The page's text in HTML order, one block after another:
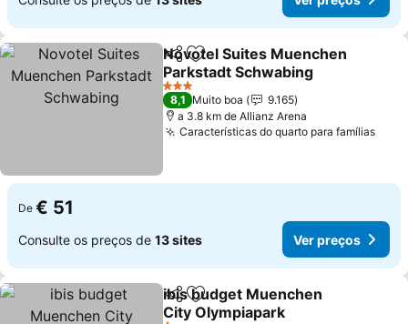
PartilharAdicionar aos favoritos
Novotel Suites Muenchen
Parkstadt Schwabing
3 Estrelas
8,1 Muito boa
9.165
a 3.8 km de Allianz Arena
Características do quarto para famílias
De € 51
Consulte os preços de 13 sites Ver preços
PartilharAdicionar aos favoritos
ibis budget Muenchen
City Olympiapark